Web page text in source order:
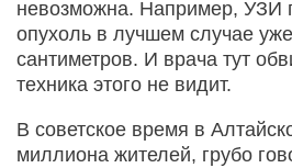
невозможна. Например, УЗИ
опухоль в лучшем случае
сантиметров. И врача тут
техника этого не видит.
В советское время в
миллиона жителей, грубо